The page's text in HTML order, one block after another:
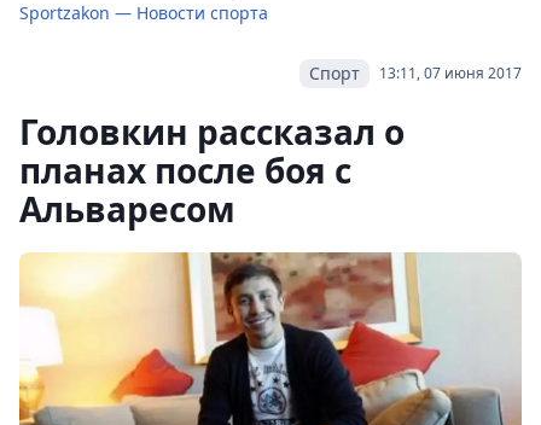
Sportzakon — Новости спорта
13:11, 07 июня 2017
Спорт
Головкин рассказал о
планах после боя с
Альваресом